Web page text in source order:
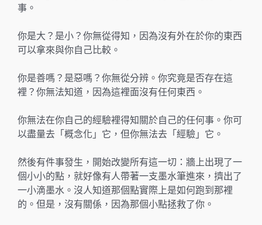
事。
你是大？是小？你無從得知，因為沒有外在於你的東西
可以拿來與你自己比較。
你是善嗎？是惡嗎？你無從分辨。你究竟是否存在這
裡？你無法知道，因為這裡面沒有任何東西。
你無法在你自己的經驗裡得知關於自己的任何事。你可
以盡量去「概念化」它，但你無法去「經驗」它。
然後有件事發生，開始改變所有這一切：牆上出現了一
個小小的點，就好像有人帶著一支墨水筆進來，擠出了
一小滴墨水。沒人知道那個點實際上是如何跑到那裡
的。但是，沒有關係，因為那個小點拯救了你。